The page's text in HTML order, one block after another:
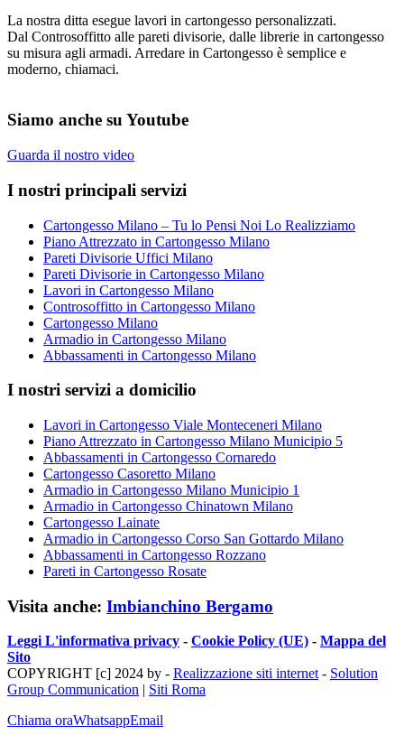
La nostra ditta esegue lavori in cartongesso personalizzati.
Dal Controsoffitto alle pareti divisorie, dalle librerie in cartongesso
su misura agli armadi. Arredare in Cartongesso è semplice e
moderno, chiamaci.
Siamo anche su Youtube
Guarda il nostro video
I nostri principali servizi
Cartongesso Milano – Tu lo Pensi Noi Lo Realizziamo
Piano Attrezzato in Cartongesso Milano
Pareti Divisorie Uffici Milano
Pareti Divisorie in Cartongesso Milano
Lavori in Cartongesso Milano
Controsoffitto in Cartongesso Milano
Cartongesso Milano
Armadio in Cartongesso Milano
Abbassamenti in Cartongesso Milano
I nostri servizi a domicilio
Lavori in Cartongesso Viale Monteceneri Milano
Piano Attrezzato in Cartongesso Milano Municipio 5
Abbassamenti in Cartongesso Cornaredo
Cartongesso Casoretto Milano
Armadio in Cartongesso Milano Municipio 1
Armadio in Cartongesso Chinatown Milano
Cartongesso Lainate
Armadio in Cartongesso Corso San Gottardo Milano
Abbassamenti in Cartongesso Rozzano
Pareti in Cartongesso Rosate
Visita anche: Imbianchino Bergamo
Leggi L'informativa privacy - Cookie Policy (UE) - Mappa del
Sito
COPYRIGHT [c] 2024 by - Realizzazione siti internet- Solution
Group Communication | Siti Roma
Chiama oraWhatsappEmail